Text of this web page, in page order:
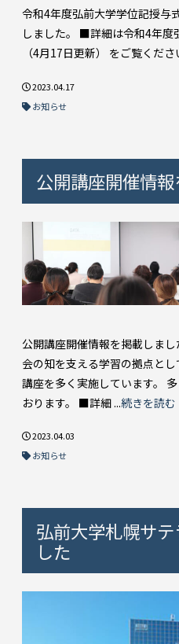
令和4年度弘前大学学位記授与
しました。 ■詳細は令和4年度
（4月17日更新） をご覧くださ
2023.04.17
お知らせ
公開講座開催情
公開講座開催情報を掲載しま
会の知を支える学習の拠点と
講座を多く実施しています。
おります。 ■詳細 ...続きを読む
2023.04.03
お知らせ
弘前大学札幌サ
した